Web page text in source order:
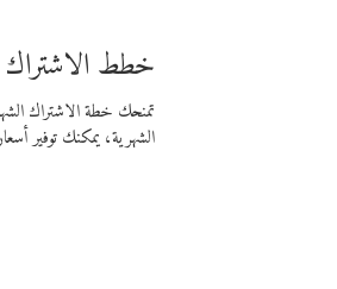
خطط الاشتراك
تمنحك خطة الاشتراك
الشهرية، يمكنك توفير